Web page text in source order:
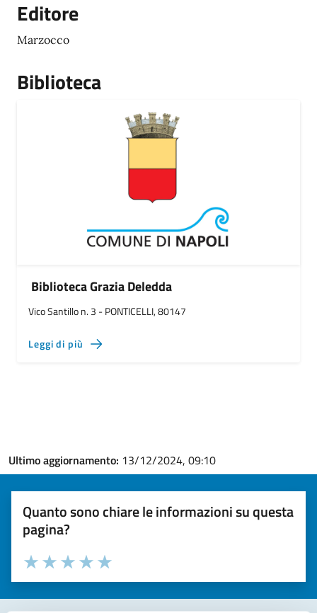
Editore
Marzocco
Biblioteca
Biblioteca Grazia Deledda
Vico Santillo n. 3 - PONTICELLI, 80147
Leggi di più
Ultimo aggiornamento: 13/12/2024, 09:10
Quanto sono chiare le informazioni su questa
pagina?
Valuta la chiarezza delle informazioni (da 1 a 5 stelle)
Seleziona il numero di stelle per valutare la chiarezza delle
Valuta 5 stelle su 5
Valuta 4 stelle su 5
Valuta 3 stelle su 5
Valuta 2 stelle su 5
Valuta 1 stelle su 5